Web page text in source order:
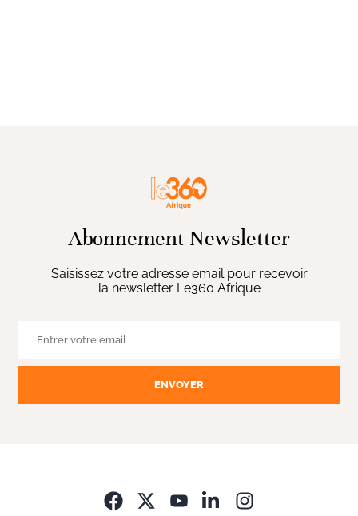
Abonnement Newsletter
Saisissez votre adresse email pour recevoir
la newsletter Le360 Afrique
ENVOYER